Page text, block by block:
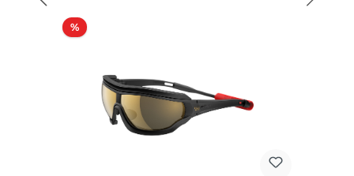
%Rabatt